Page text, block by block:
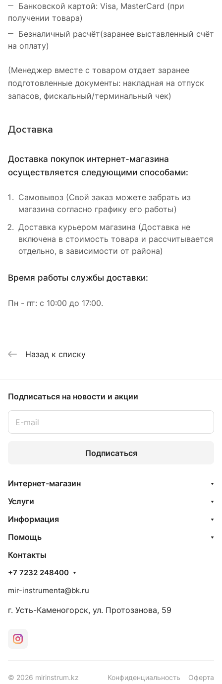
Банковской картой: Visa, MasterCard (при
получении товара)
Безналичный расчёт(заранее выставленный счёт
на оплату)
(Менеджер вместе с товаром отдает заранее
подготовленные документы: накладная на отпуск
запасов, фискальный/терминальный чек)
Доставка
Доставка покупок интернет-магазина
осуществляется следующими способами:
Самовывоз (Свой заказ можете забрать из
магазина согласно графику его работы)
Доставка курьером магазина (Доставка не
включена в стоимость товара и рассчитывается
отдельно, в зависимости от района)
Время работы службы доставки:
Пн - пт: с 10:00 до 17:00.
Назад к списку
Подписаться на новости и акции
Подписаться
Интернет-магазин
Услуги
Информация
Помощь
Контакты
+7 7232 248400
mir-instrumenta@bk.ru
г. Усть-Каменогорск, ул. Протозанова, 59
© 2026 mirinstrum.kz Конфиденциальность Оферта